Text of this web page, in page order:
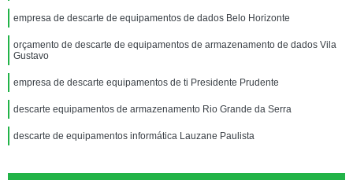
empresa de descarte de equipamentos de dados Belo Horizonte
orçamento de descarte de equipamentos de armazenamento de dados Vila
Gustavo
empresa de descarte equipamentos de ti Presidente Prudente
descarte equipamentos de armazenamento Rio Grande da Serra
descarte de equipamentos informática Lauzane Paulista